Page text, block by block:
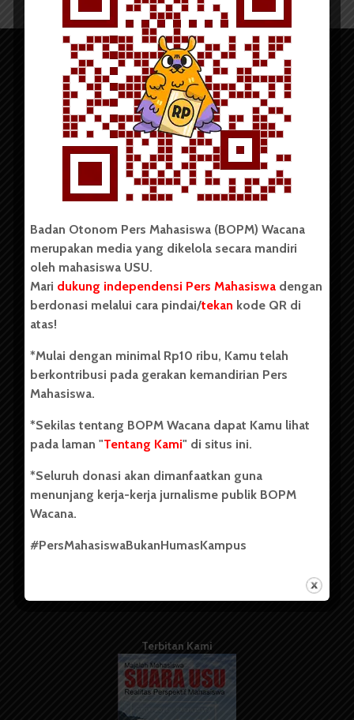
Copyright © 2023. All rights reserved BOPM WACANA.
Badan Otonom Pers Mahasiswa (BOPM) Wacana merupakan
pers mahasiswa yang berdiri di luar kampus dan dikelola
secara mandiri oleh mahasiswa Universitas Sumatera Utara
(USU). Sebelumnya BOPM Wacana merupakan salah satu
Unit Kegiatan Mahasiswa (UKM) di Universitas Sumatera
berdiri pada 1 Juli 1995.
Kontribusi
Info Iklan
Pedoman Media Siber
Kode Etik Jurnalistik
Terbitan Kami
Badan Otonom Pers Mahasiswa (BOPM) Wacana
merupakan media yang dikelola secara mandiri
oleh mahasiswa USU.
Mari dukung independensi Pers Mahasiswa dengan
berdonasi melalui cara pindai/tekan kode QR di
atas!
*Mulai dengan minimal Rp10 ribu, Kamu telah
berkontribusi pada gerakan kemandirian Pers
Mahasiswa.
*Sekilas tentang BOPM Wacana dapat Kamu lihat
pada laman "Tentang Kami" di situs ini.
*Seluruh donasi akan dimanfaatkan guna
menunjang kerja-kerja jurnalisme publik BOPM
Wacana.
#PersMahasiswaBukanHumasKampus